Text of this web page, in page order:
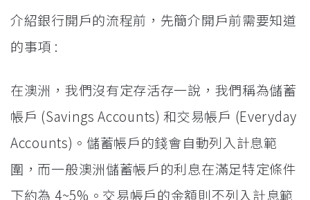
介紹銀行開戶的流程前，先簡介開戶前需要知道
的事項 :
在澳洲，我們沒有定存活存一說，我們稱為儲蓄
帳戶 (Savings Accounts) 和交易帳戶 (Everyday
Accounts)。儲蓄帳戶的錢會自動列入計息範
圍，而一般澳洲儲蓄帳戶的利息在滿足特定條件
下約為 4~5%。交易帳戶的金額則不列入計息範